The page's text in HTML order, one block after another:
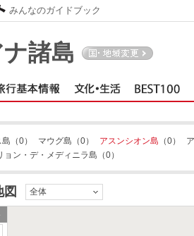
諸島
島 （0） マウグ島 （0） アスンシオン島 （0）
ョン・デ・メディニラ島 （0）
図 全体
みんなのガイドブック